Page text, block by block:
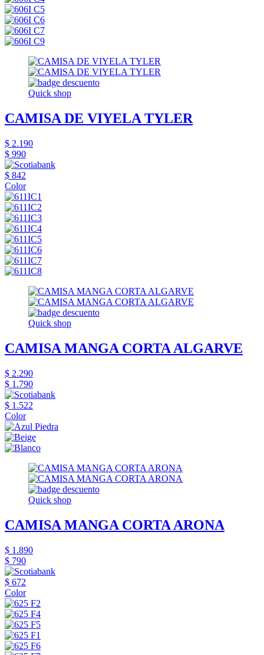
Quick shop
CAMISA DE VIYELA TYLER
$ 2.190
$ 990
$ 842
Color
Quick shop
CAMISA MANGA CORTA ALGARVE
$ 2.290
$ 1.790
$ 1.522
Color
Quick shop
CAMISA MANGA CORTA ARONA
$ 1.890
$ 790
$ 672
Color